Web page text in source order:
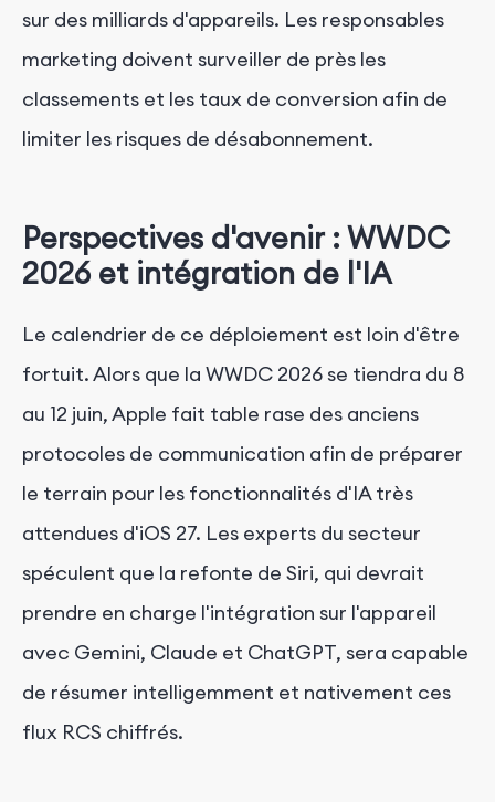
sur des milliards d'appareils. Les responsables
marketing doivent surveiller de près les
classements et les taux de conversion afin de
limiter les risques de désabonnement.
Perspectives d'avenir : WWDC
2026 et intégration de l'IA
Le calendrier de ce déploiement est loin d'être
fortuit. Alors que la WWDC 2026 se tiendra du 8
au 12 juin, Apple fait table rase des anciens
protocoles de communication afin de préparer
le terrain pour les fonctionnalités d'IA très
attendues d'iOS 27. Les experts du secteur
spéculent que la refonte de Siri, qui devrait
prendre en charge l'intégration sur l'appareil
avec Gemini, Claude et ChatGPT, sera capable
de résumer intelligemment et nativement ces
flux RCS chiffrés.